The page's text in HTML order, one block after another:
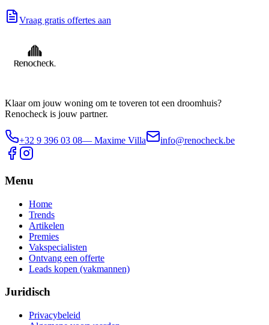
Vraag gratis offertes aan
Klaar om jouw woning om te toveren tot een droomhuis?
Renocheck is jouw partner.
+32 9 396 03 08— Maxime Villa info@renocheck.be
Menu
Home
Trends
Artikelen
Premies
Vakspecialisten
Ontvang een offerte
Leads kopen (vakmannen)
Juridisch
Privacybeleid